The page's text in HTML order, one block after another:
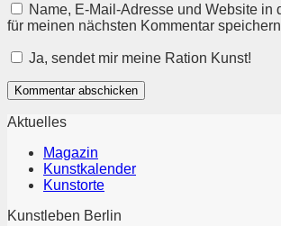
Name, E-Mail-Adresse und Website in
für meinen nächsten Kommentar
Ja, sendet mir meine Ration Kunst!
Aktuelles
Magazin
Kunstkalender
Kunstorte
Kunstleben Berlin